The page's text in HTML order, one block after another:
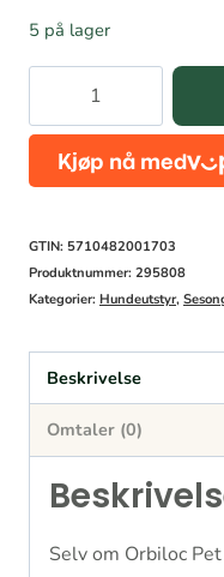
5 på lager
Service
GTIN: 5710482001703
Produktnummer: 295808
Kategorier: Hundeutstyr,
Beskrivelse
Omtaler (0)
Selv om Orbiloc